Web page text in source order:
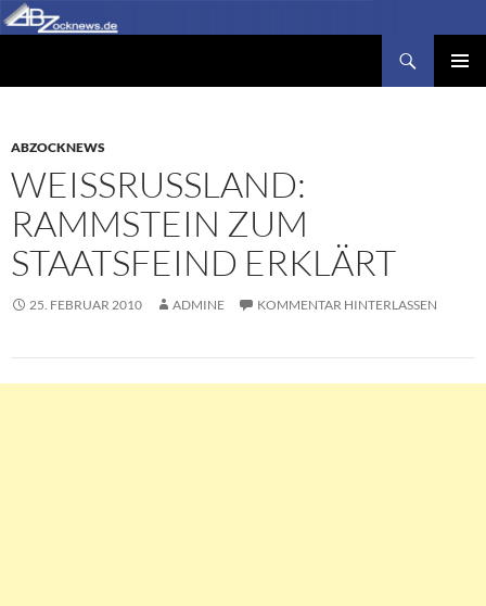
Zum
Inhalt
ABZOCKNEWS
WEISSRUSSLAND: R
AMMSTEIN ZUM S
TAATSFEIND ERKLÄRT
25. FEBRUAR 2010 ADMINE KOMMENTAR HINTERLASSEN